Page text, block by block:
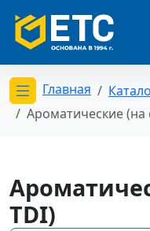
Открыть
Главная
Ароматические (на
TDI)